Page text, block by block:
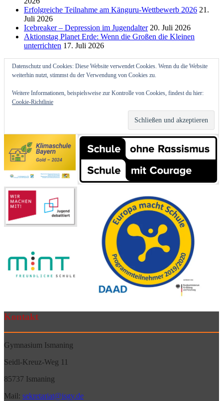
Erfolgreiche Teilnahme am Känguru-Wettbewerb 2026 21.
Juli 2026
Icebreaker – Depression im Jugendalter 20. Juli 2026
Aktionstag Planet Erde: Wenn die Großen die Kleinen
unterrichten 17. Juli 2026
Datenschutz und Cookies: Diese Website verwendet Cookies. Wenn du die Website
weiterhin nutzt, stimmst du der Verwendung von Cookies zu.
Weitere Informationen, beispielsweise zur Kontrolle von Cookies, findest du hier:
Cookie-Richtlinie
Kontakt
Gymnasium Ismaning
Seidl-Kreuz-Weg 11
85737 Ismaning
Mail: sekretariat@isgy.de